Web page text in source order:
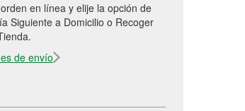
en línea y elije la opción de
Siguiente a Domicilio o Recoger
de envío